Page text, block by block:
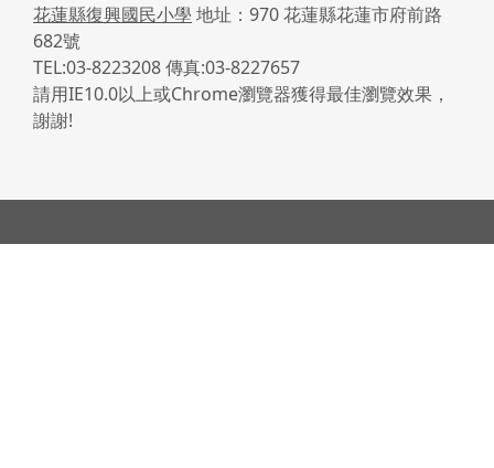
花蓮縣復興國民小學 地址：970 花蓮縣花蓮市府前路
682號
TEL:03-8223208 傳真:03-8227657
請用IE10.0以上或Chrome瀏覽器獲得最佳瀏覽效果，
謝謝!